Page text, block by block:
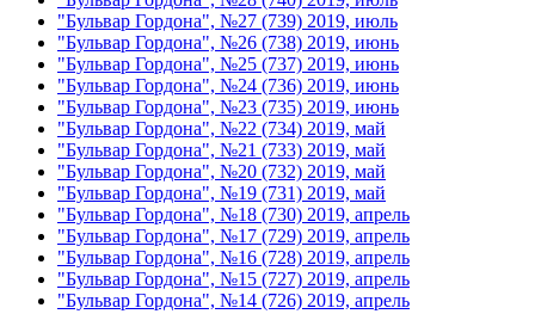
"Бульвар Гордона", №27 (739) 2019, июль
"Бульвар Гордона", №26 (738) 2019, июнь
"Бульвар Гордона", №25 (737) 2019, июнь
"Бульвар Гордона", №24 (736) 2019, июнь
"Бульвар Гордона", №23 (735) 2019, июнь
"Бульвар Гордона", №22 (734) 2019, май
"Бульвар Гордона", №21 (733) 2019, май
"Бульвар Гордона", №20 (732) 2019, май
"Бульвар Гордона", №19 (731) 2019, май
"Бульвар Гордона", №18 (730) 2019, апрель
"Бульвар Гордона", №17 (729) 2019, апрель
"Бульвар Гордона", №16 (728) 2019, апрель
"Бульвар Гордона", №15 (727) 2019, апрель
"Бульвар Гордона", №14 (726) 2019, апрель